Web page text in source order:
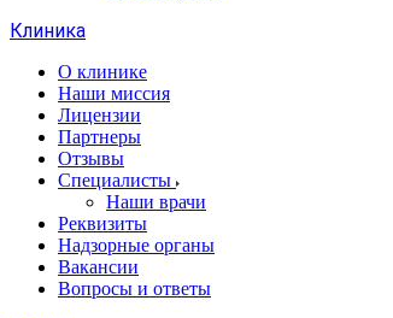
Клиника
О клинике
Наши миссия
Лицензии
Партнеры
Отзывы
Специалисты
Наши врачи
Реквизиты
Надзорные органы
Вакансии
Вопросы и ответы